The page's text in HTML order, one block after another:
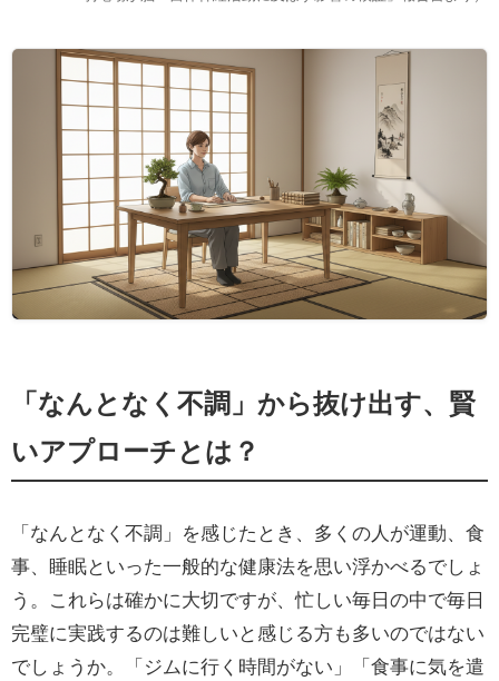
「なんとなく不調」から抜け出す、賢
いアプローチとは？
「なんとなく不調」を感じたとき、多くの人が運動、食
事、睡眠といった一般的な健康法を思い浮かべるでしょ
う。これらは確かに大切ですが、忙しい毎日の中で毎日
完璧に実践するのは難しいと感じる方も多いのではない
でしょうか。「ジムに行く時間がない」「食事に気を遣